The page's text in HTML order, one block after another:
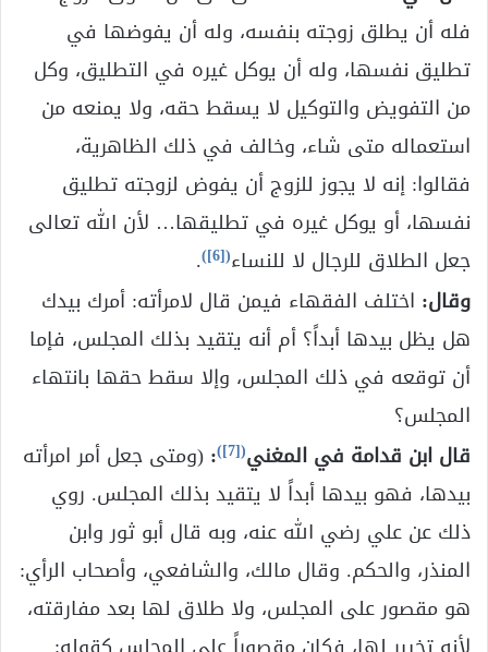
فله أن يطلق زوجته بنفسه، وله أن يفوضها في
تطليق نفسها، وله أن يوكل غيره في التطليق، وكل
من التفويض والتوكيل لا يسقط حقه، ولا يمنعه من
استعماله متى شاء، وخالف في ذلك الظاهرية،
فقالوا: إنه لا يجوز للزوج أن يفوض لزوجته تطليق
نفسها، أو يوكل غيره في تطليقها… لأن الله تعالى
جعل الطلاق للرجال لا للنساء(
[6]
)
.
وقال: اختلف الفقهاء فيمن قال لامرأته: أمرك بيدك
هل يظل بيدها أبداً؟ أم أنه يتقيد بذلك المجلس، فإما
أن توقعه في ذلك المجلس، وإلا سقط حقها بانتهاء
المجلس؟
قال ابن قدامة في المغني(
[7]
)
: (ومتى جعل أمر امرأته
بيدها، فهو بيدها أبداً لا يتقيد بذلك المجلس. روي
ذلك عن علي رضي الله عنه، وبه قال أبو ثور وابن
المنذر، والحكم. وقال مالك، والشافعي، وأصحاب الرأي:
هو مقصور على المجلس، ولا طلاق لها بعد مفارقته،